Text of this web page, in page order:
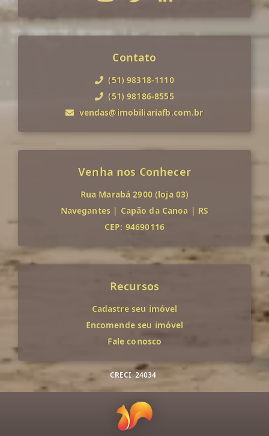
Contato
(51) 98318-1110
(51) 98186-8555
vendas@imobiliariafb.com.br
Venha nos Conhecer
Rua Marabá 2900 (loja 03)
Navegantes | Capão da Canoa | RS
CEP: 94690116
Recursos
Cadastre seu imóvel
Encomende seu imóvel
Fale conosco
CRECI 24034